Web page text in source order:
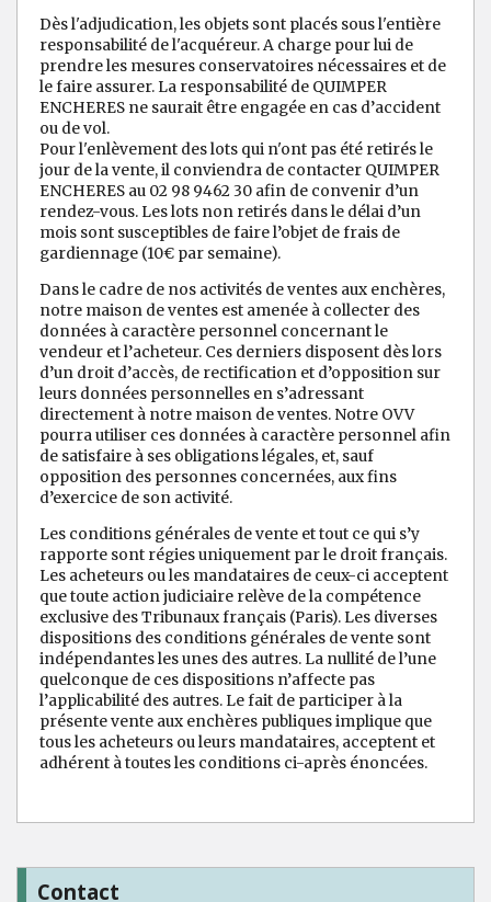
Dès l'adjudication, les objets sont placés sous l'entière
responsabilité de l'acquéreur. A charge pour lui de
prendre les mesures conservatoires nécessaires et de
le faire assurer. La responsabilité de QUIMPER
ENCHERES ne saurait être engagée en cas d’accident
ou de vol.
Pour l'enlèvement des lots qui n'ont pas été retirés le
jour de la vente, il conviendra de contacter QUIMPER
ENCHERES au 02 98 9462 30 afin de convenir d’un
rendez-vous. Les lots non retirés dans le délai d’un
mois sont susceptibles de faire l’objet de frais de
gardiennage (10€ par semaine).
Dans le cadre de nos activités de ventes aux enchères,
notre maison de ventes est amenée à collecter des
données à caractère personnel concernant le
vendeur et l’acheteur. Ces derniers disposent dès lors
d’un droit d’accès, de rectification et d’opposition sur
leurs données personnelles en s’adressant
directement à notre maison de ventes. Notre OVV
pourra utiliser ces données à caractère personnel afin
de satisfaire à ses obligations légales, et, sauf
opposition des personnes concernées, aux fins
d’exercice de son activité.
Les conditions générales de vente et tout ce qui s’y
rapporte sont régies uniquement par le droit français.
Les acheteurs ou les mandataires de ceux-ci acceptent
que toute action judiciaire relève de la compétence
exclusive des Tribunaux français (Paris). Les diverses
dispositions des conditions générales de vente sont
indépendantes les unes des autres. La nullité de l’une
quelconque de ces dispositions n’affecte pas
l’applicabilité des autres. Le fait de participer à la
présente vente aux enchères publiques implique que
tous les acheteurs ou leurs mandataires, acceptent et
adhérent à toutes les conditions ci-après énoncées.
Contact